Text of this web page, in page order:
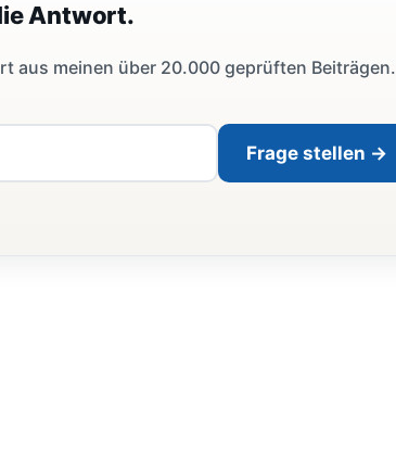
Antwort.
aus meinen über 20.000 geprüften Beiträgen.
Frage stellen →